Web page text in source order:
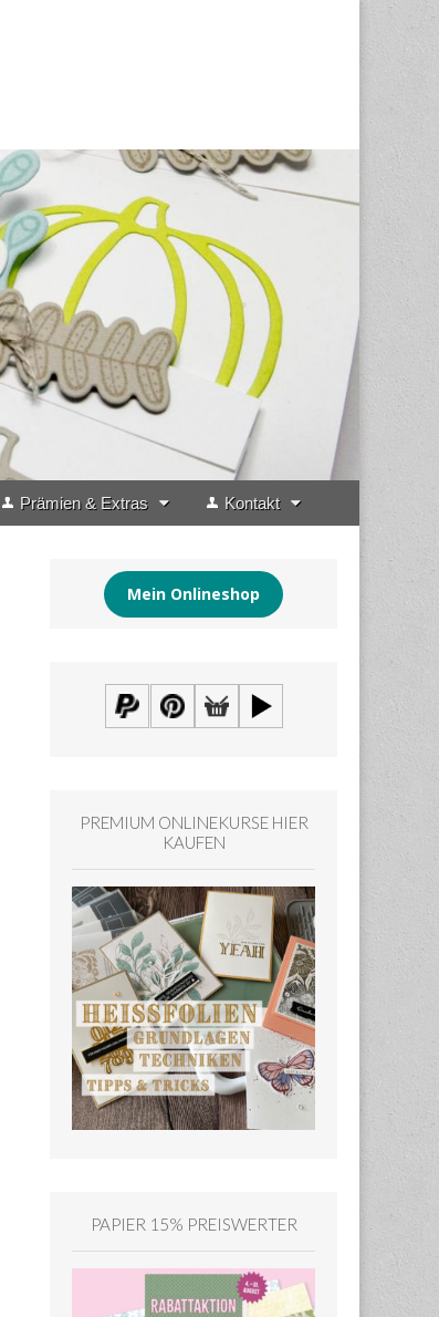
Prämien & Extras Kontakt
Mein Onlineshop
PREMIUM ONLINEKURSE HIER
KAUFEN
PAPIER 15% PREISWERTER